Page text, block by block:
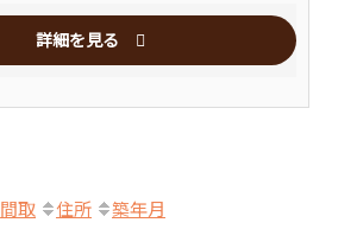
詳細を見る
間取 住所 築年月